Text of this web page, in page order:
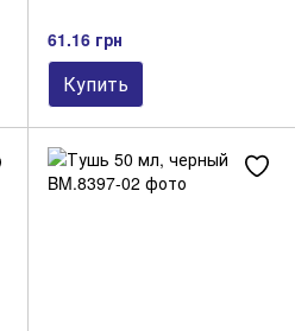
61.16 грн
Купить